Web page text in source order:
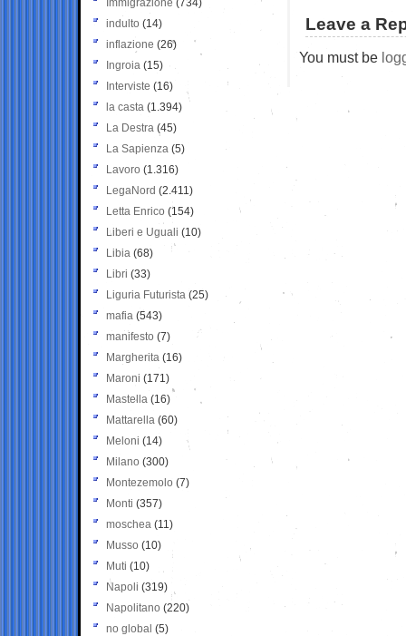
Leave a
You must be
Immigrazione (734)
indulto (14)
inflazione (26)
Ingroia (15)
Interviste (16)
la casta (1.394)
La Destra (45)
La Sapienza (5)
Lavoro (1.316)
LegaNord (2.411)
Letta Enrico (154)
Liberi e Uguali (10)
Libia (68)
Libri (33)
Liguria Futurista (25)
mafia (543)
manifesto (7)
Margherita (16)
Maroni (171)
Mastella (16)
Mattarella (60)
Meloni (14)
Milano (300)
Montezemolo (7)
Monti (357)
moschea (11)
Musso (10)
Muti (10)
Napoli (319)
Napolitano (220)
no global (5)